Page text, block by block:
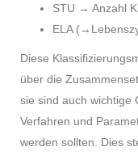
STU → Anzahl
ELA
Diese
über die
sie sind auch wichtige
Verfahren und
werden sollten. Dies